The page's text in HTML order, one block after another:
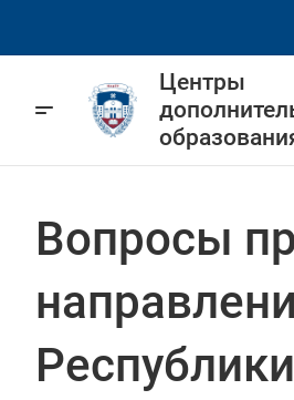
Центры
Вопросы